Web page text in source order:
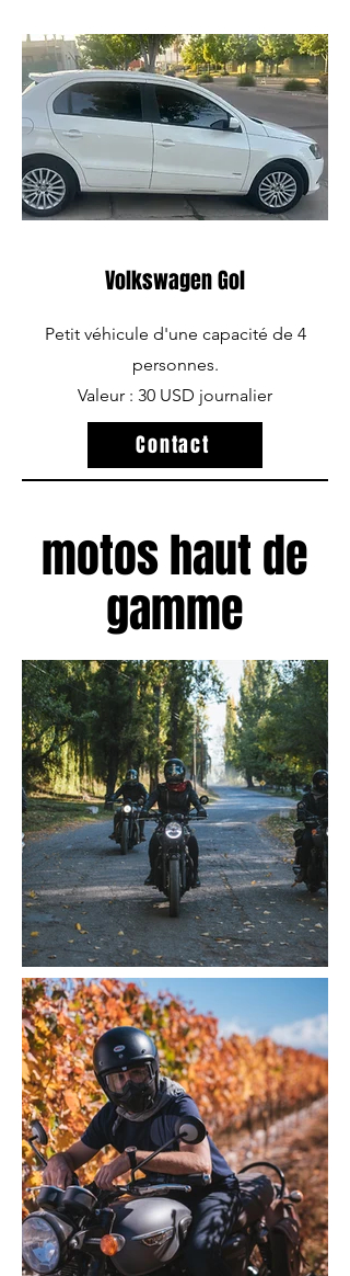
Volkswagen Gol
Petit véhicule d'une capacité de 4
personnes.
Valeur : 30 USD journalier
Contact
motos haut de
gamme